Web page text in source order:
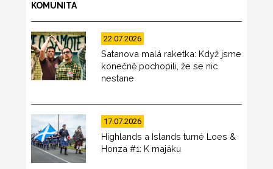
KOMUNITA
22.07.2026
Satanova malá raketka: Když jsme
konečně pochopili, že se nic
nestane
17.07.2026
Highlands a Islands turné Loes &
Honza #1: K majáku